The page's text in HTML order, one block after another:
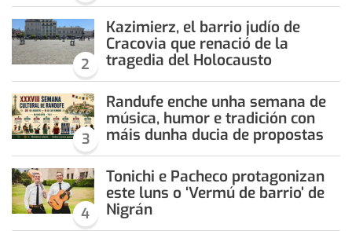
2
Kazimierz, el barrio judío de
Cracovia que renació de la
tragedia del Holocausto
3
Randufe enche unha semana de
música, humor e tradición con
máis dunha ducia de propostas
4
Tonichi e Pacheco protagonizan
este luns o ‘Vermú de barrio’ de
Nigrán